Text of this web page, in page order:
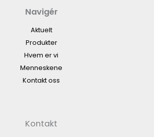
Navigér
Aktuelt
Produkter
Hvem er vi
Menneskene
Kontakt oss
Kontakt